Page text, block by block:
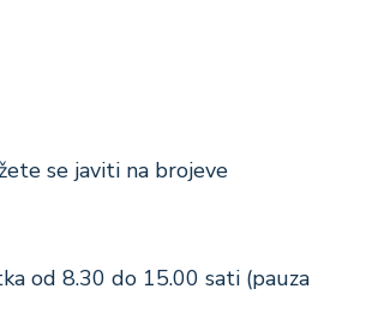
se javiti na brojeve
od 8.30 do 15.00 sati (pauza